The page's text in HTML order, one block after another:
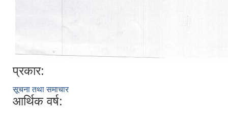
प्रकार:
सूचना तथा समाचार
आर्थिक वर्ष: